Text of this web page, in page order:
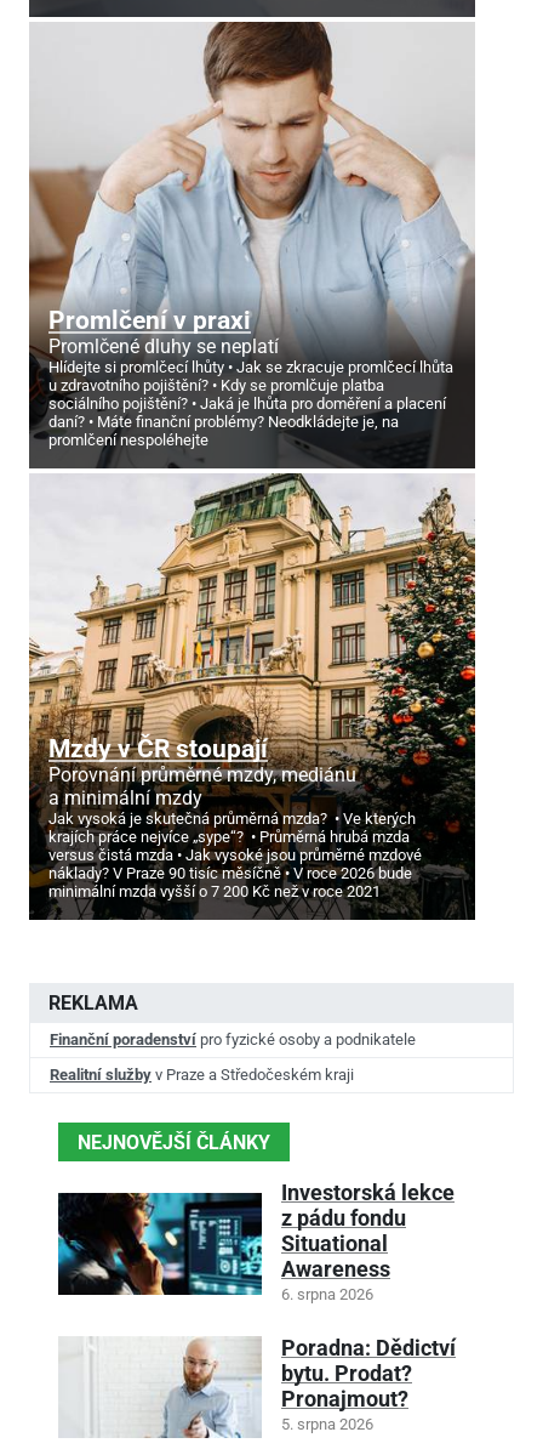
Promlčení v praxi
Promlčené dluhy se neplatí
Hlídejte si promlčecí lhůty
Jak se zkracuje promlčecí lhůta
u zdravotního pojištění?
Kdy se promlčuje platba
sociálního pojištění?
Jaká je lhůta pro doměření a placení
daní?
Máte finanční problémy? Neodkládejte je, na
promlčení nespoléhejte
Mzdy v ČR stoupají
Porovnání průměrné mzdy, mediánu
a minimální mzdy
Jak vysoká je skutečná průměrná mzda?
Ve kterých
krajích práce nejvíce „sype“?
Průměrná hrubá mzda
versus čistá mzda
Jak vysoké jsou průměrné mzdové
náklady? V Praze 90 tisíc měsíčně
V roce 2026 bude
minimální mzda vyšší o 7 200 Kč než v roce 2021
REKLAMA
Finanční poradenství pro fyzické osoby a podnikatele
Realitní služby v Praze a Středočeském kraji
NEJNOVĚJŠÍ ČLÁNKY
Investorská lekce
z pádu fondu
Situational
Awareness
6. srpna 2026
Poradna: Dědictví
bytu. Prodat?
Pronajmout?
5. srpna 2026